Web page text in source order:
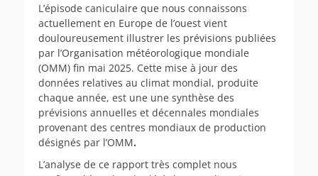
L’épisode caniculaire que nous connaissons
actuellement en Europe de l’ouest vient
douloureusement illustrer les prévisions publiées
par l’Organisation météorologique mondiale
(OMM) fin mai 2025. Cette mise à jour des
données relatives au climat mondial, produite
chaque année, est une une synthèse des
prévisions annuelles et décennales mondiales
provenant des centres mondiaux de production
désignés par l’OMM.
L’analyse de ce rapport très complet nous